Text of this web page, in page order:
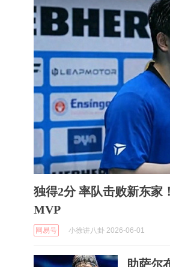
独得2分 率队击败新东家
MVP
网易号 小徐讲八卦 2026-06-01
助萨尔